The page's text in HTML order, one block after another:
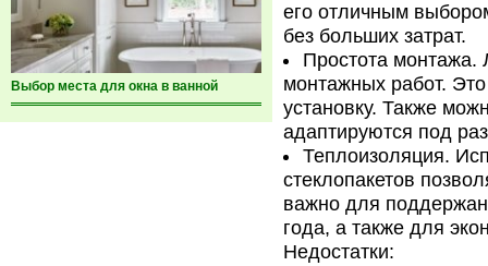
Выбор места для окна в ванной
его отличным
без больших затрат.
Простота монтажа.
монтажных работ.
установку. Также
адаптируются под
Теплоизоляция.
стеклопакетов
важно для
года, а также для
Недостатки: